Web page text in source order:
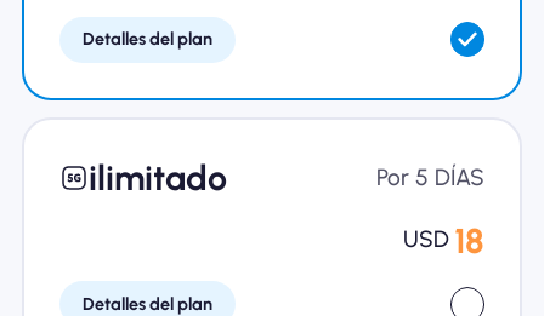
Para negocios
Detalles del plan
ilimitado Por 5 DÍAS
USD 18
Detalles del plan